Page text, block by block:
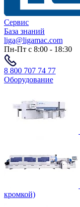
Сервис
База знаний
liga@ligamac.com
Пн-Пт с 8:00 - 18:30
8 800 707 74 77
Оборудование
кромкой)